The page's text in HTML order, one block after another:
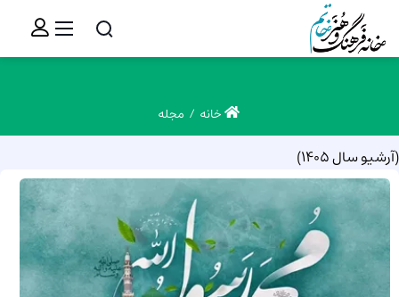
خانه مجله
(آرشیو سال 1405)